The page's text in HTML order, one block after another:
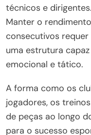
técnicos e dirigentes.
Manter o
consecutivos
uma estrutura
emocional e tático.
A forma como os
jogadores, os
de peças ao longo
para o sucesso